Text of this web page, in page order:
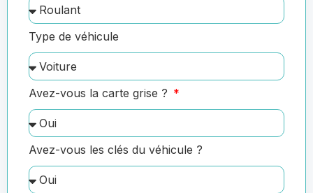
Type de véhicule
Avez-vous la carte grise ?
Avez-vous les clés du véhicule ?